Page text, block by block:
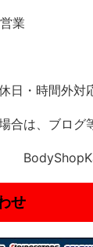
業
日・時間外対
合は、ブログ
せ